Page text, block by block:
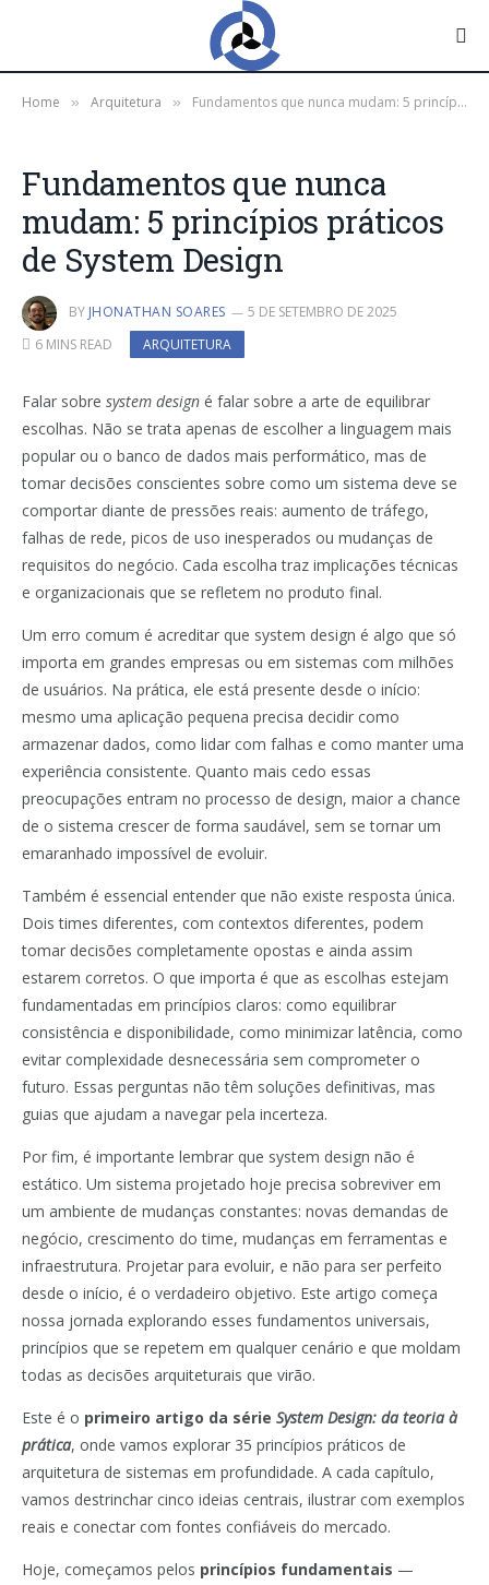
Home » Arquitetura » Fundamentos que nunca mudam: 5 princípios práticos de System Design
Fundamentos que nunca
mudam: 5 princípios práticos
de System Design
BY JHONATHAN SOARES
5 DE SETEMBRO DE 2025
6 MINS READ
ARQUITETURA
Falar sobre system design é falar sobre a arte de equilibrar
escolhas. Não se trata apenas de escolher a linguagem mais
popular ou o banco de dados mais performático, mas de
tomar decisões conscientes sobre como um sistema deve se
comportar diante de pressões reais: aumento de tráfego,
falhas de rede, picos de uso inesperados ou mudanças de
requisitos do negócio. Cada escolha traz implicações técnicas
e organizacionais que se refletem no produto final.
Um erro comum é acreditar que system design é algo que só
importa em grandes empresas ou em sistemas com milhões
de usuários. Na prática, ele está presente desde o início:
mesmo uma aplicação pequena precisa decidir como
armazenar dados, como lidar com falhas e como manter uma
experiência consistente. Quanto mais cedo essas
preocupações entram no processo de design, maior a chance
de o sistema crescer de forma saudável, sem se tornar um
emaranhado impossível de evoluir.
Também é essencial entender que não existe resposta única.
Dois times diferentes, com contextos diferentes, podem
tomar decisões completamente opostas e ainda assim
estarem corretos. O que importa é que as escolhas estejam
fundamentadas em princípios claros: como equilibrar
consistência e disponibilidade, como minimizar latência, como
evitar complexidade desnecessária sem comprometer o
futuro. Essas perguntas não têm soluções definitivas, mas
guias que ajudam a navegar pela incerteza.
Por fim, é importante lembrar que system design não é
estático. Um sistema projetado hoje precisa sobreviver em
um ambiente de mudanças constantes: novas demandas de
negócio, crescimento do time, mudanças em ferramentas e
infraestrutura. Projetar para evoluir, e não para ser perfeito
desde o início, é o verdadeiro objetivo. Este artigo começa
nossa jornada explorando esses fundamentos universais,
princípios que se repetem em qualquer cenário e que moldam
todas as decisões arquiteturais que virão.
Este é o primeiro artigo da série System Design: da teoria à
prática, onde vamos explorar 35 princípios práticos de
arquitetura de sistemas em profundidade. A cada capítulo,
vamos destrinchar cinco ideias centrais, ilustrar com exemplos
reais e conectar com fontes confiáveis do mercado.
Hoje, começamos pelos princípios fundamentais —